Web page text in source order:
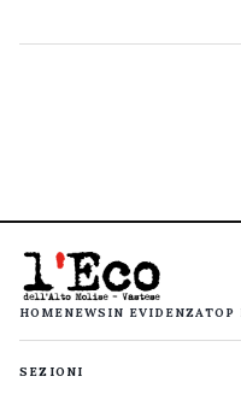
HOMENEWS IN EVIDENZATOP
SEZIONI